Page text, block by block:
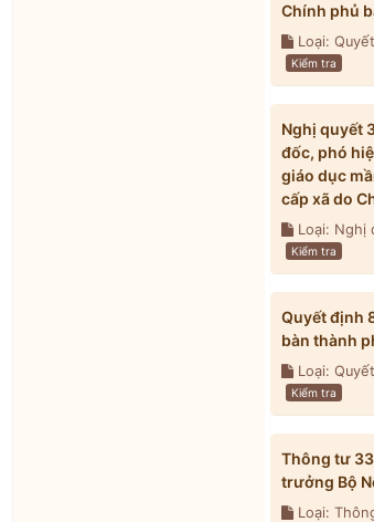
Chính phủ
Loại:
Kiểm tra
Nghị quyết
đốc, phó
giáo dục
cấp xã do
Loại: Nghị
Kiểm tra
Quyết định
bàn thành
Loại:
Kiểm tra
Thông tư
trưởng Bộ
Loại: